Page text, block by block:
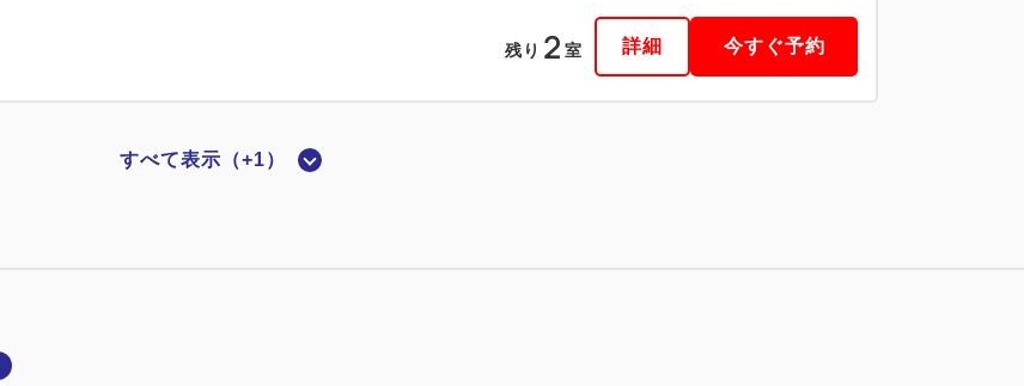
残り 2 室 詳細 今すぐ予約
すべて表示（+1）